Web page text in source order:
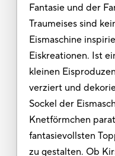
Fantasie und der
Traumeises sind
Eismaschine
Eiskreationen. Ist
kleinen
verziert und
Sockel der
Knetförmchen
fantasievollsten
zu gestalten. Ob